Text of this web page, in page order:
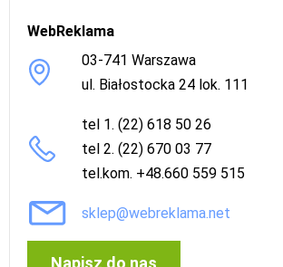
WebReklama
03-741 Warszawa
ul. Białostocka 24 lok. 111
tel 1. (22) 618 50 26
tel 2. (22) 670 03 77
tel.kom. +48.660 559 515
sklep@webreklama.net
Napisz do nas